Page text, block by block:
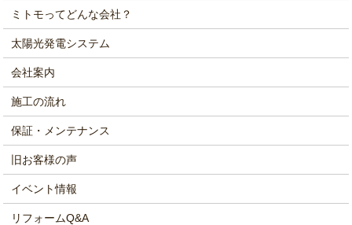
ミトモってどんな会社？
太陽光発電システム
会社案内
施工の流れ
保証・メンテナンス
旧お客様の声
イベント情報
リフォームQ&A